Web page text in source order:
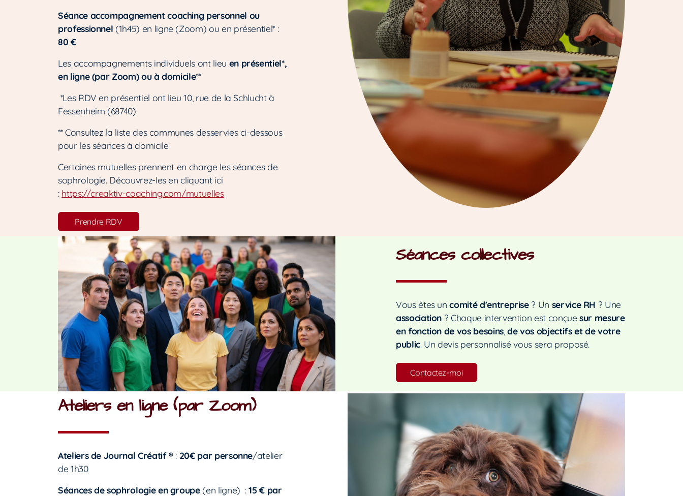
Séance accompagnement coaching personnel ou
professionnel (1h45) en ligne (Zoom) ou en présentiel* :
80 €
Les accompagnements individuels ont lieu en présentiel*,
en ligne (par Zoom) ou à domicile**
*Les RDV en présentiel ont lieu 10, rue de la Schlucht à
Fessenheim (68740)
** Consultez la liste des communes desservies ci-dessous
pour les séances à domicile
Certaines mutuelles prennent en charge les séances de
sophrologie. Découvrez-les en cliquant ici
: https://creaktiv-coaching.com/mutuelles
Prendre RDV
Séances collectives
Vous êtes uncomité d'entreprise? Un service RH ? Une
association ? Chaque intervention est conçuesur mesure
en fonction de vos besoins,de vos objectifs et de votre
public. Un devis personnalisé vous sera proposé.
Contactez-moi
Ateliers en ligne (par Zoom)
Ateliers de Journal Créatif®: 20€ par personne/atelier
de 1h30
Séances de sophrologie en groupe(en ligne) :15 € par